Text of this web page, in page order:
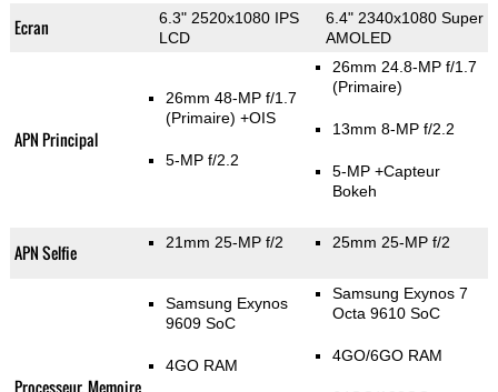
Ecran
6.3" 2520x1080 IPS
LCD
6.4" 2340x1080 Super
AMOLED
APN Principal
26mm 48-MP f/1.7
(Primaire) +OIS
5-MP f/2.2
26mm 24.8-MP f/1.7
(Primaire)
13mm 8-MP f/2.2
5-MP +Capteur
Bokeh
APN Selfie 21mm 25-MP f/2 25mm 25-MP f/2
Processeur, Memoire
Samsung Exynos
9609 SoC
4GO RAM
Samsung Exynos 7
Octa 9610 SoC
4GO/6GO RAM